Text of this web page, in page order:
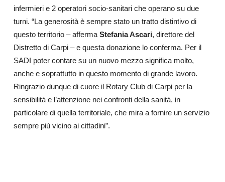
infermieri e 2 operatori socio-sanitari che operano su due
turni. “La generosità è sempre stato un tratto distintivo di
questo territorio – afferma Stefania Ascari, direttore del
Distretto di Carpi – e questa donazione lo conferma. Per il
SADI poter contare su un nuovo mezzo significa molto,
anche e soprattutto in questo momento di grande lavoro.
Ringrazio dunque di cuore il Rotary Club di Carpi per la
sensibilità e l’attenzione nei confronti della sanità, in
particolare di quella territoriale, che mira a fornire un servizio
sempre più vicino ai cittadini”.